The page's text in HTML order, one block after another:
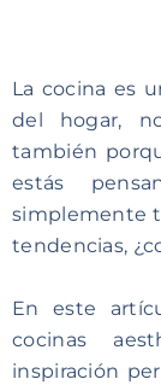
La cocina es
del hogar,
también
estás
simplemente
tendencias,
En este
cocinas
inspiración